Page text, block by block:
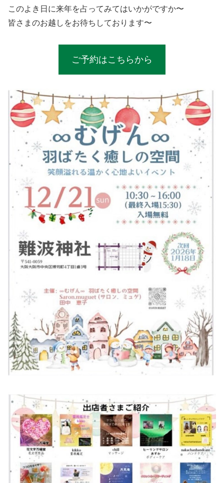
このよき日に来年を占ってみてはいかがですか〜
皆さまのお越しをお待ちしております〜
ご予約はこちらから